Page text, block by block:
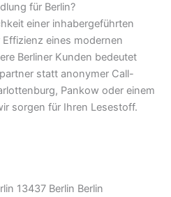
für Berlin?
einer inhabergeführten
eines modernen
Berliner Kunden bedeutet
statt anonymer Call-
Pankow oder einem
sorgen für Ihren Lesestoff.
13437 Berlin Berlin